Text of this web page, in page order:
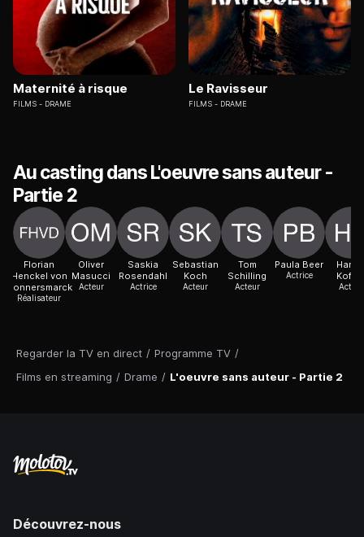
Regarder la TV en direct / Programme TV /
Films en streaming / Drame / L'oeuvre sans auteur - Partie 2
Maternité à risque
FILMS DRAME
Le Ravisseur
FILMS DRAME
Au casting dans L'oeuvre sans auteur -
Partie 2
Florian
Henckel von
Donnersmarck
Réalisateur
Oliver
Masucci
Acteur
Saskia
Rosendahl
Actrice
Sebastian
Koch
Acteur
Tom
Schilling
Acteur
Paula Beer
Actrice
Acteur
Découvrez-nous